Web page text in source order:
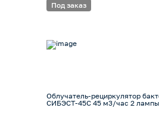
Под заказ
Облучатель-рециркулятор
СИБЭСТ-45С 45 м3/час 2 лампы